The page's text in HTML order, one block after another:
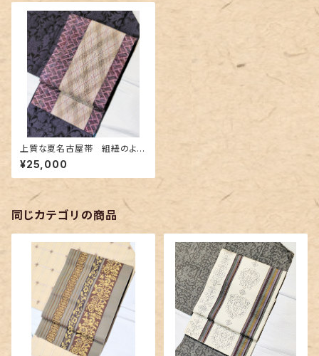
上質な夏名古屋帯 組紐のよう
な織&レース編み
¥25,000
同じカテゴリの商品